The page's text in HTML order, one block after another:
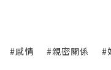
#感情 #親密關係 #